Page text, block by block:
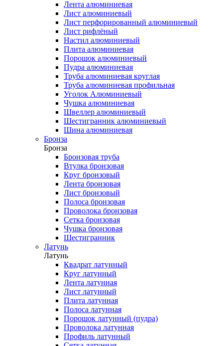
Лента алюминиевая
Лист алюминиевый
Лист перфорированный алюминиевый
Лист рифлёный
Настил алюминиевый
Плита алюминиевая
Порошок алюминиевый
Пудра алюминиевая
Труба алюминиевая круглая
Труба алюминиевая профильная
Уголок Алюминиевый
Чушка алюминиевая
Швеллер алюминиевый
Шестигранник алюминиевый
Шина алюминиевая
Бронза
Бронза
Бронзовая труба
Втулка бронзовая
Круг бронзовый
Лента бронзовая
Лист бронзовый
Полоса бронзовая
Проволока бронзовая
Сетка бронзовая
Чушка бронзовая
Шестигранник
Латунь
Латунь
Квадрат латунный
Круг латунный
Лента латунная
Лист латунный
Плита латунная
Полоса латунная
Порошок латунный (пудра)
Проволока латунная
Профиль латунный